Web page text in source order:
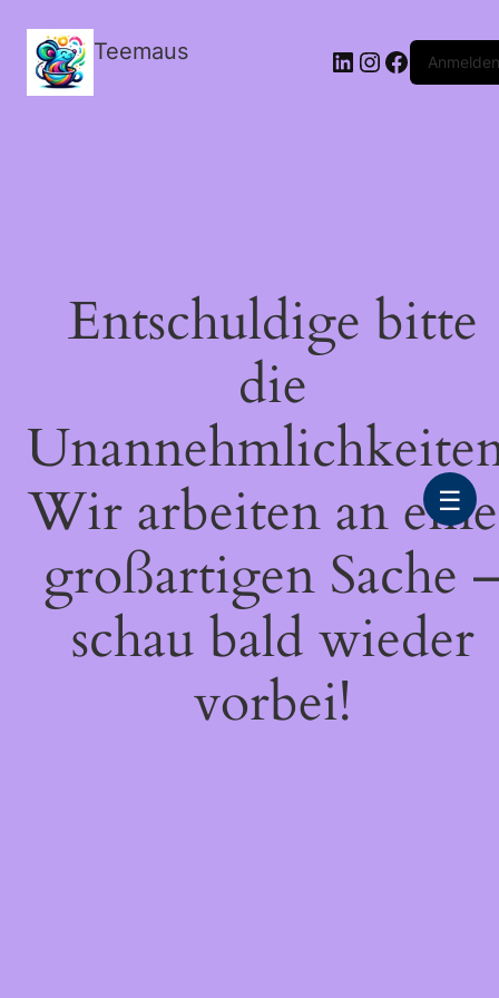
Teemaus LinkedIn
Instagram
FacebookAnmelden
Entschuldige bitte
die
Wir arbeiten an
großartigen Sache
schau bald wieder
vorbei!
☰